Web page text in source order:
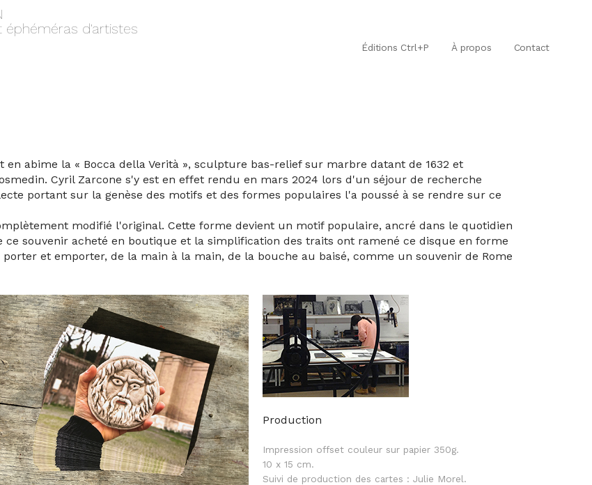
éphéméras d'artistes
Éditions Ctrl+P À propos Contact
abime la « Bocca della Verità », sculpture bas-relief sur marbre datant de 1632 et
Cyril Zarcone s'y est en effet rendu en mars 2024 lors d'un séjour de recherche
portant sur la genèse des motifs et des formes populaires l'a poussé à se rendre sur ce
modifié l'original. Cette forme devient un motif populaire, ancré dans le quotidien
souvenir acheté en boutique et la simplification des traits ont ramené ce disque en forme
et emporter, de la main à la main, de la bouche au baisé, comme un souvenir de Rome
Production
Impression offset couleur sur papier 350g.
10 x 15 cm.
Suivi de production des cartes : Julie Morel.